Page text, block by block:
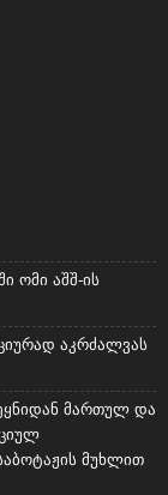
ომი აშშ-ის
აკრძალვას
მართულ და
მუხლით